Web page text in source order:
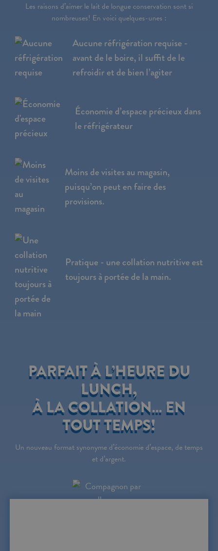
Les raisons d’aimer le lait de longue conservation sont si
nombreuses! En voici quelques-unes :
Aucune réfrigération requise -
avant de le boire, il suffit de le
refroidir et de bien l’agiter
Économie d’espace précieux dans
le réfrigérateur
Moins de visites au magasin,
puisqu’on peut en faire des
provisions.
Pratique - une collation nutritive est
toujours à portée de la main.
PARFAIT À L’HEURE DU
LUNCH,
À LA COLLATION… EN
TOUT TEMPS!
Un nouveau format synonyme d’économie d’espace, de temps
et d’argent.